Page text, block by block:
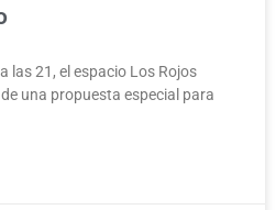
las 21, el espacio Los Rojos
una propuesta especial para